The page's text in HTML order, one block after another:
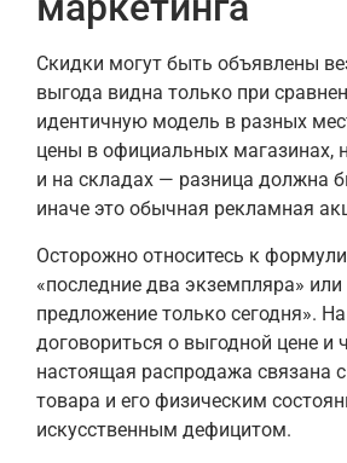
Скидки могут быть объявлены
выгода видна только при
идентичную модель в разных
цены в официальных магазинах,
и на складах — разница должна
иначе это обычная рекламная
Осторожно относитесь к
«последние два экземпляра» или
предложение только сегодня».
договориться о выгодной цене и
настоящая распродажа связана
товара и его физическим
искусственным дефицитом.